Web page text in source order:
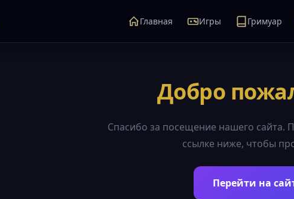
Главная Игры Гримуар
Добро
Спасибо за посещение нашего сайта.
ссылке ниже, чтобы
Перейти на